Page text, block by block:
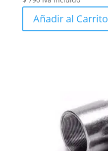
Añadir al Carrito